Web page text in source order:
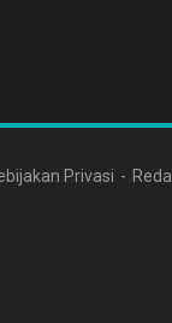
Privasi